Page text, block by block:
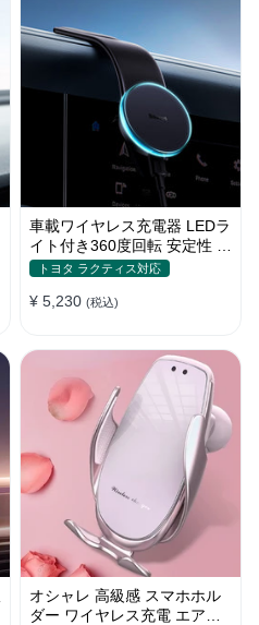
車載ワイヤレス充電器 LEDラ
イト付き360度回転 安定性 粘
着ゲル吸盤＆エアコン吹き出
けワイヤレス充電 スマホホル
トヨタ ラクティス対応
¥ 5,230 (税込)
オシャレ 高級感 スマホホル
ダー ワイヤレス充電 エアコ